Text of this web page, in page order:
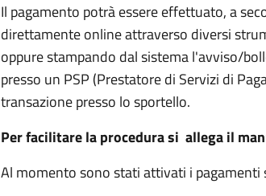
Il pagamento potrà essere effettuato, a
direttamente online attraverso diversi
oppure stampando dal sistema l'avviso/
presso un PSP (Prestatore di Servizi di
transazione presso lo sportello.
Per facilitare la procedura si allega il
Al momento sono stati attivati i pagamenti